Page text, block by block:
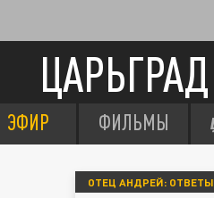
ЦАРЬГРАД
ЭФИР ФИЛЬМЫ
ОТЕЦ АНДРЕЙ: ОТВЕТЫ